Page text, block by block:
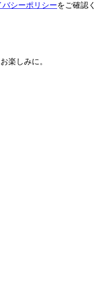
バシーポリシーをご確認く
楽しみに。